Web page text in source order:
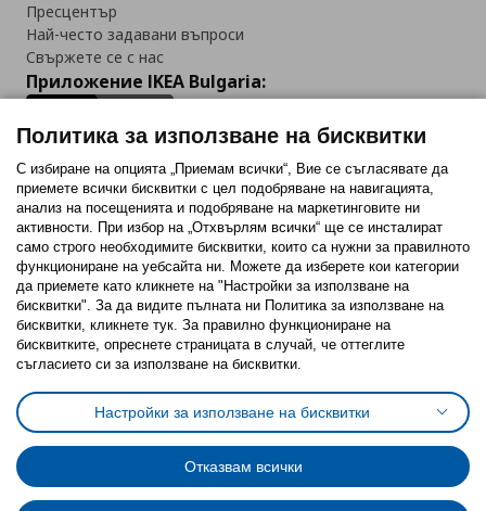
Пресцентър
Най-често задавани въпроси
Свържете се с нас
Приложение IKEA Bulgaria:
Последвайте ни:
FacebookTwitterYoutubePinterestInstagram
Политика за използване на бисквитки (Cookies)
Избор на настройки за използване на бисквитки
Условия за ползване на ikea.bgОбща политика за личните данни
Политика за защита на личните данни на ikea.bg
Общи условия на програма IKEA Family
Политика за защита на лични данни на програма IKEA Family
Политика за използване на бисквитки
С избиране на опцията „Приемам всички“, Вие се съгласявате да
приемете всички бисквитки с цел подобряване на навигацията,
анализ на посещенията и подобряване на маркетинговите ни
активности. При избор на „Отхвърлям всички“ ще се инсталират
само строго необходимитe бисквитки, които са нужни за правилното
функциониране на уебсайта ни. Можете да изберете кои категории
да приемете като кликнете на "Настройки за използване на
бисквитки". За да видите пълната ни Политика за използване на
бисквитки, кликнете тук. За правилно функциониране на
бисквитките, опреснете страницата в случай, че оттеглите
съгласието си за използване на бисквитки.
Настройки за използване на бисквитки
Отказвам всички